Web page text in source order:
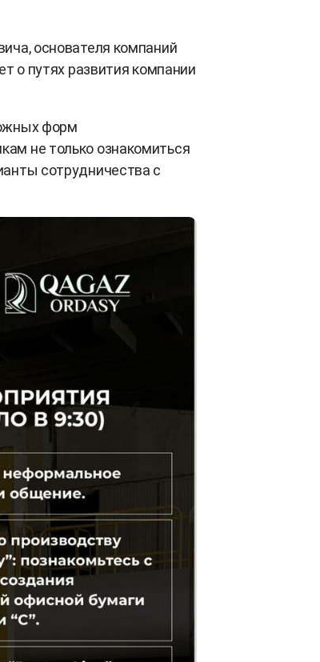
основателя компаний
о путях развития компании
форм
не только ознакомиться
сотрудничества с